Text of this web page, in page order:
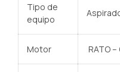
Tipo de
equipo
Motor RATO